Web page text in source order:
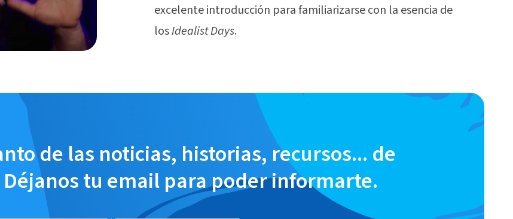
excelente introducción para familiarizarse con la esencia de
losIdealist Days.
de las noticias, historias, recursos... de
Déjanos tu email para poder informarte.